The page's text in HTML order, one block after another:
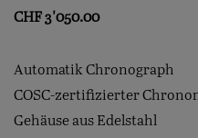
CHF3'050.00
Automatik Chronograph
COSC-zertifizierter
Gehäuse aus Edelstahl